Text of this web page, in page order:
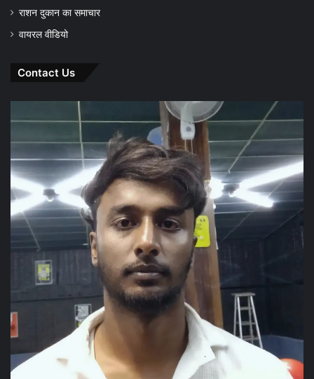
राशन दुकान का समाचार
वायरल वीडियो
Contact Us